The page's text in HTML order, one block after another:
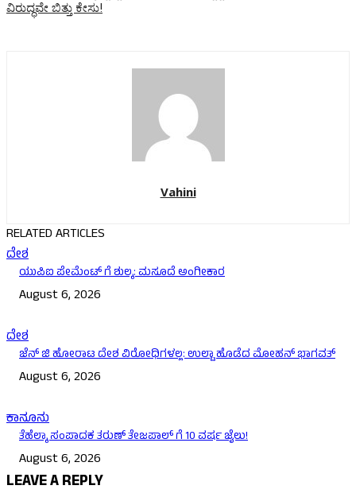
ವಿರುದ್ಧವೇ ಬಿತ್ತು ಕೇಸು!
Vahini
RELATED ARTICLES
ದೇಶ
ಯುಪಿಐ ಪೇಮೆಂಟ್ ಗೆ ಶುಲ್ಕ: ಮಸೂದೆ ಅಂಗೀಕಾರ
August 6, 2026
ದೇಶ
ಜೆನ್ ಜಿ ಹೋರಾಟ ದೇಶ ವಿರೋಧಿಗಳಲ್ಲ: ಉಲ್ಟಾ ಹೊಡೆದ ಮೋಹನ್ ಭಾಗವತ್
August 6, 2026
ಕಾನೂನು
ತೆಹೆಲ್ಕಾ ಸಂಪಾದಕ ತರುಣ್ ತೇಜಪಾಲ್ ಗೆ 10 ವರ್ಷ ಜೈಲು!
August 6, 2026
LEAVE A REPLY